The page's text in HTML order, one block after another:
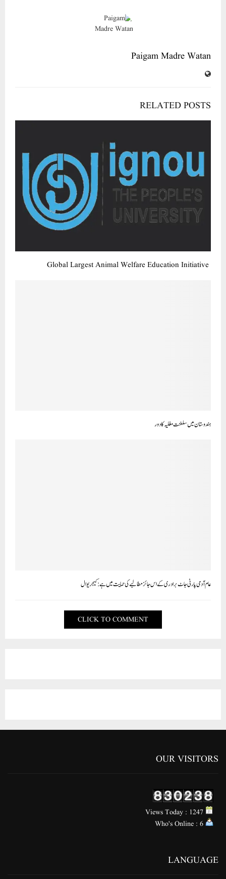
Paigam Madre Watan
RELATED POSTS
ہندوستان میں سلطنت مغلیہ کا دور
عام آدمی پارٹی جاٹ برادری کے اس جائز مطالبے کی حمایت میں ہے: کیجریوال
CLICK TO COMMENT
OUR VISITORS
LANGUAGE